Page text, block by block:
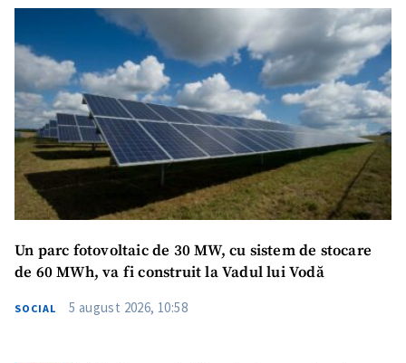
Un parc fotovoltaic de 30 MW, cu sistem de stocare
de 60 MWh, va fi construit la Vadul lui Vodă
SOCIAL 5 august 2026, 10:58